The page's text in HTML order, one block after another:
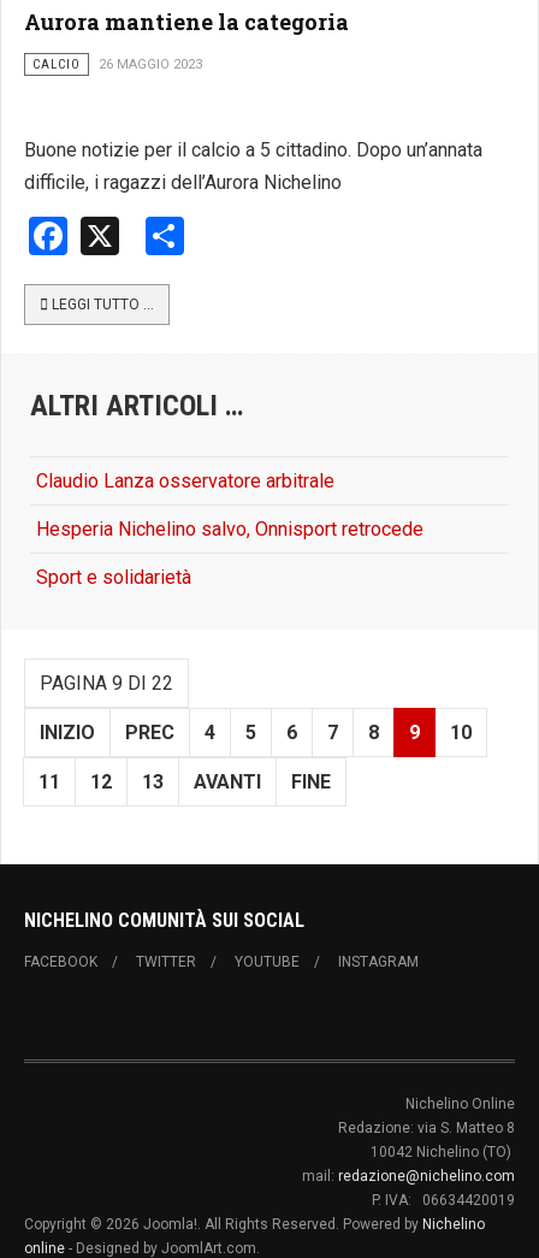
Aurora mantiene la categoria
CALCIO 26 MAGGIO 2023
Buone notizie per il calcio a 5 cittadino. Dopo un’annata
difficile, i ragazzi dell’Aurora Nichelino
Facebook
LEGGI TUTTO …
ALTRI ARTICOLI …
Claudio Lanza osservatore arbitrale
Hesperia Nichelino salvo, Onnisport retrocede
Sport e solidarietà
PAGINA 9 DI 22
INIZIO PREC 4 5 6 7 8 9 10
11 12 13 AVANTI FINE
NICHELINO COMUNITÀ SUI SOCIAL
FACEBOOK TWITTER YOUTUBE INSTAGRAM
Nichelino Online
Redazione: via S. Matteo 8
10042 Nichelino (TO)
mail: redazione@nichelino.com
P. IVA: 06634420019
Copyright © 2026 Joomla!. All Rights Reserved. Powered by Nichelino
online - Designed by JoomlArt.com.